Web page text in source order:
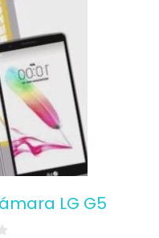
LG G5